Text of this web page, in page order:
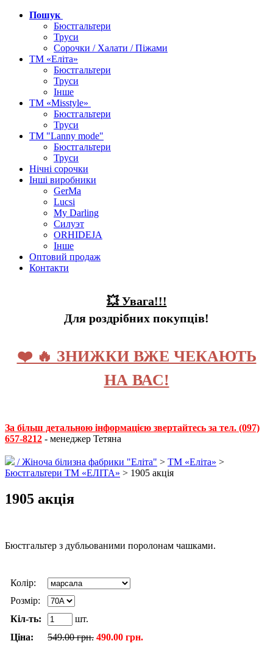
Пошук
Бюстгальтери
Труси
Сорочки / Халати / Піжами
ТМ «Еліта»
Бюстгальтери
Труси
Інше
ТМ «Misstyle»
Бюстгальтери
Труси
ТМ "Lanny mode"
Бюстгальтери
Труси
Нічні сорочки
Інші виробники
GerMa
Lucsi
My Darling
Силуэт
ORHIDEJA
Інше
Оптовий продаж
Контакти
💥 Увага!!!
Для роздрібних покупців!
❤️ 🔥 ЗНИЖКИ ВЖЕ ЧЕКАЮТЬ
НА ВАС!
За більш детальною інформацією звертайтесь за тел. (097)
657-8212 - менеджер Тетяна
/Жіноча білизна фабрики "Еліта" > ТМ «Еліта» >
Бюстгальтери ТМ «ЕЛІТА» > 1905 акція
1905 акція
Бюстгальтер з дубльованими поролонам чашками.
Колір:
Розмір:
Кіл-ть:
шт.
Ціна:
549.00 грн. 490.00 грн.